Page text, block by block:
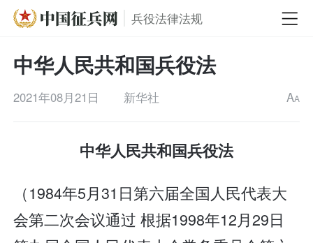
兵役法律法规
中华人民共和国兵役法
2021年08月21日 新华社 AA
中华人民共和国兵役法
（1984年5月31日第六届全国人民代表大
会第二次会议通过 根据1998年12月29日